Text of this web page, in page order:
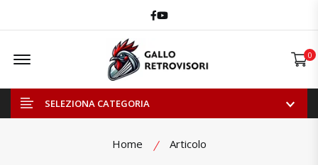
Facebook
Youtube
Offcanvas Menu Open 0
SELEZIONA CATEGORIA
Home Articolo